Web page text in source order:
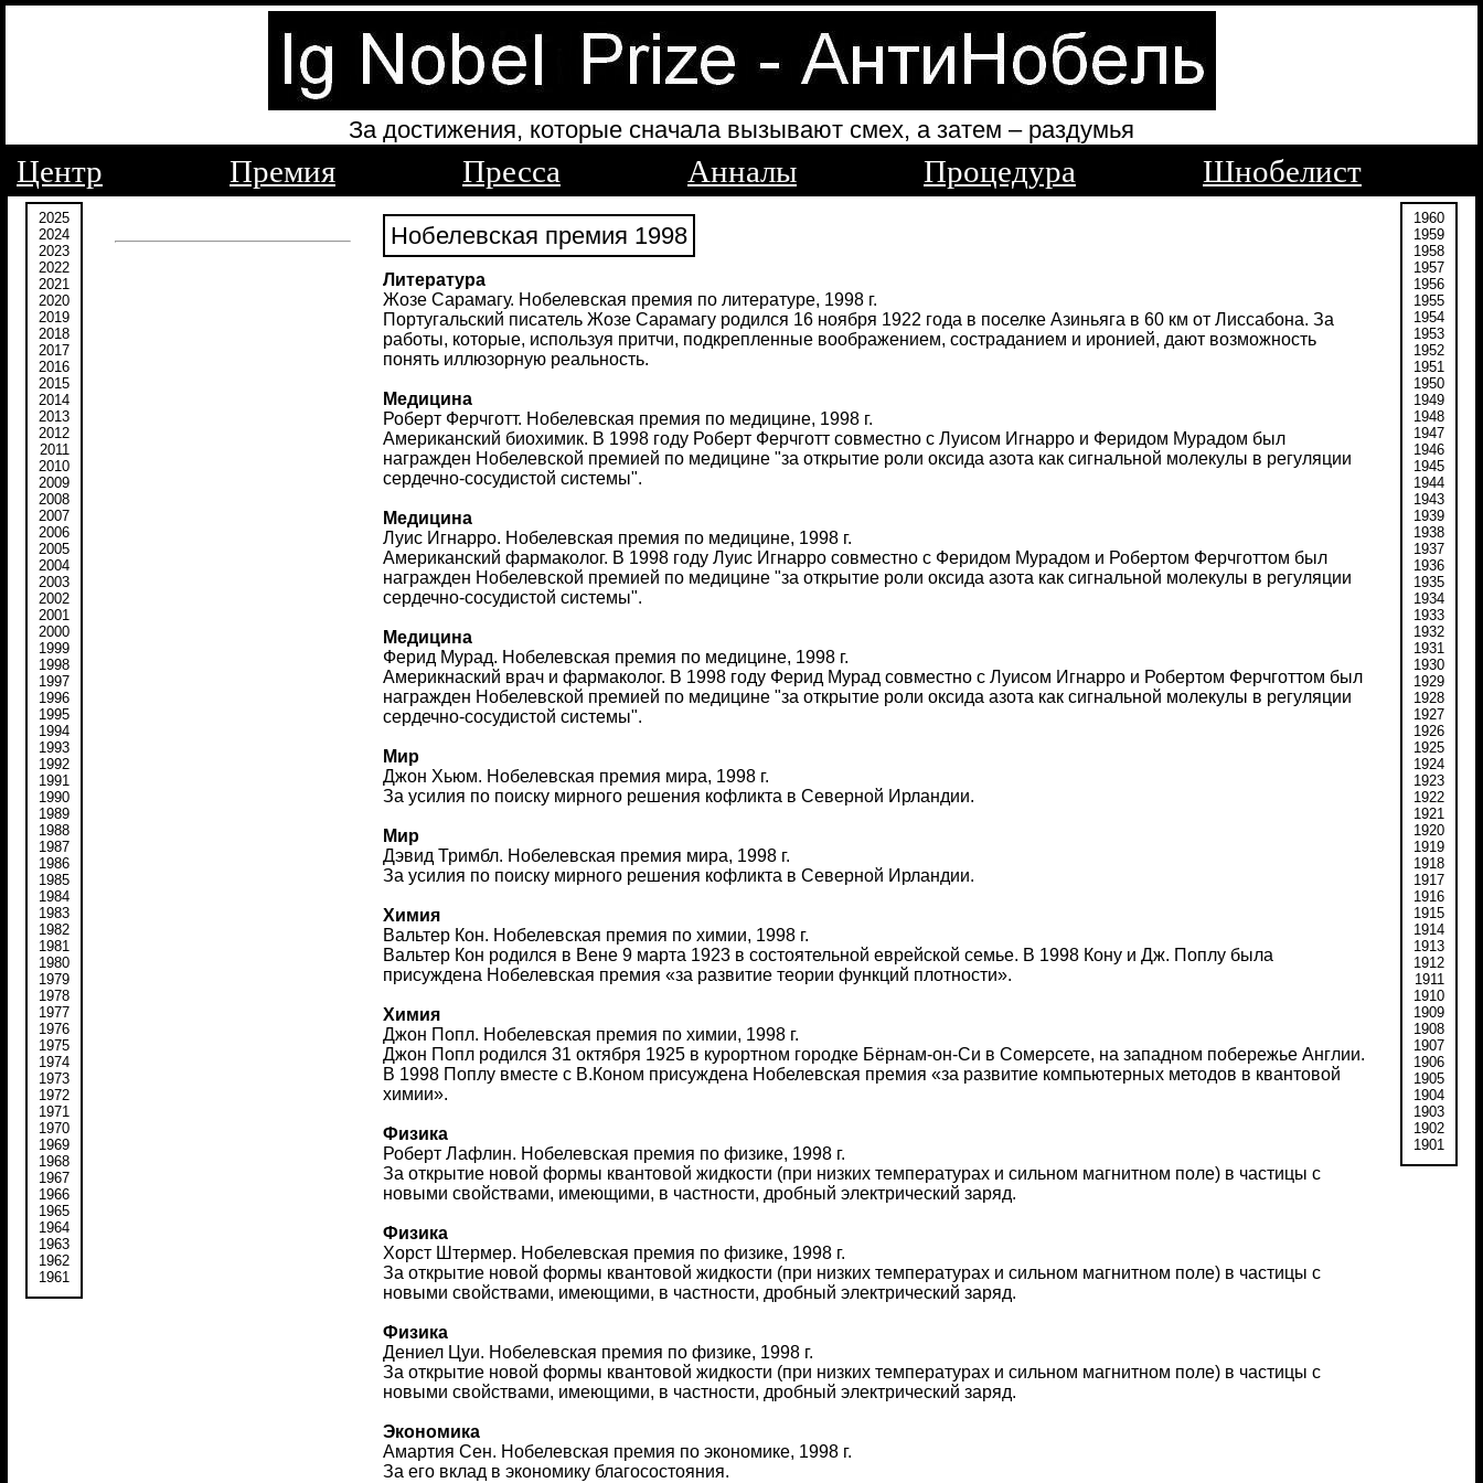
За достижения, которые сначала вызывают смех, а затем – раздумья
Центр Премия Пресса Анналы Процедура Шнобелист
2025
2024
2023
2022
2021
2020
2019
2018
2017
2016
2015
2014
2013
2012
2011
2010
2009
2008
2007
2006
2005
2004
2003
2002
2001
2000
1999
1998
1997
1996
1995
1994
1993
1992
1991
1990
1989
1988
1987
1986
1985
1984
1983
1982
1981
1980
1979
1978
1977
1976
1975
1974
1973
1972
1971
1970
1969
1968
1967
1966
1965
1964
1963
1962
1961
Нобелевская премия 1998
Литература
Жозе Сарамагу. Нобелевская премия по литературе, 1998 г.
Португальский писатель Жозе Сарамагу родился 16 ноября 1922 года в поселке Азиньяга в 60 км от Лиссабона. За
работы, которые, используя притчи, подкрепленные воображением, состраданием и иронией, дают возможность
понять иллюзорную реальность.
Медицина
Роберт Ферчготт. Нобелевская премия по медицине, 1998 г.
Американский биохимик. В 1998 году Роберт Ферчготт совместно с Луисом Игнарро и Феридом Мурадом был
награжден Нобелевской премией по медицине "за открытие роли оксида азота как сигнальной молекулы в регуляции
сердечно-сосудистой системы".
Медицина
Луис Игнарро. Нобелевская премия по медицине, 1998 г.
Американский фармаколог. В 1998 году Луис Игнарро совместно с Феридом Мурадом и Робертом Ферчготтом был
награжден Нобелевской премией по медицине "за открытие роли оксида азота как сигнальной молекулы в регуляции
сердечно-сосудистой системы".
Медицина
Ферид Мурад. Нобелевская премия по медицине, 1998 г.
Америкнаский врач и фармаколог. В 1998 году Ферид Мурад совместно с Луисом Игнарро и Робертом Ферчготтом был
награжден Нобелевской премией по медицине "за открытие роли оксида азота как сигнальной молекулы в регуляции
сердечно-сосудистой системы".
Мир
Джон Хьюм. Нобелевская премия мира, 1998 г.
За усилия по поиску мирного решения кофликта в Северной Ирландии.
Мир
Дэвид Тримбл. Нобелевская премия мира, 1998 г.
За усилия по поиску мирного решения кофликта в Северной Ирландии.
Химия
Вальтер Кон. Нобелевская премия по химии, 1998 г.
Вальтер Кон родился в Вене 9 марта 1923 в состоятельной еврейской семье. В 1998 Кону и Дж. Поплу была
присуждена Нобелевская премия «за развитие теории функций плотности».
Химия
Джон Попл. Нобелевская премия по химии, 1998 г.
Джон Попл родился 31 октября 1925 в курортном городке Бёрнам-он-Си в Сомерсете, на западном побережье Англии.
В 1998 Поплу вместе с В.Коном присуждена Нобелевская премия «за развитие компьютерных методов в квантовой
химии».
Физика
Роберт Лафлин. Нобелевская премия по физике, 1998 г.
За открытие новой формы квантовой жидкости (при низких температурах и сильном магнитном поле) в частицы с
новыми свойствами, имеющими, в частности, дробный электрический заряд.
Физика
Хорст Штермер. Нобелевская премия по физике, 1998 г.
За открытие новой формы квантовой жидкости (при низких температурах и сильном магнитном поле) в частицы с
новыми свойствами, имеющими, в частности, дробный электрический заряд.
Физика
Дениел Цуи. Нобелевская премия по физике, 1998 г.
За открытие новой формы квантовой жидкости (при низких температурах и сильном магнитном поле) в частицы с
новыми свойствами, имеющими, в частности, дробный электрический заряд.
Экономика
Амартия Сен. Нобелевская премия по экономике, 1998 г.
За его вклад в экономику благосостояния.
1960
1959
1958
1957
1956
1955
1954
1953
1952
1951
1950
1949
1948
1947
1946
1945
1944
1943
1939
1938
1937
1936
1935
1934
1933
1932
1931
1930
1929
1928
1927
1926
1925
1924
1923
1922
1921
1920
1919
1918
1917
1916
1915
1914
1913
1912
1911
1910
1909
1908
1907
1906
1905
1904
1903
1902
1901